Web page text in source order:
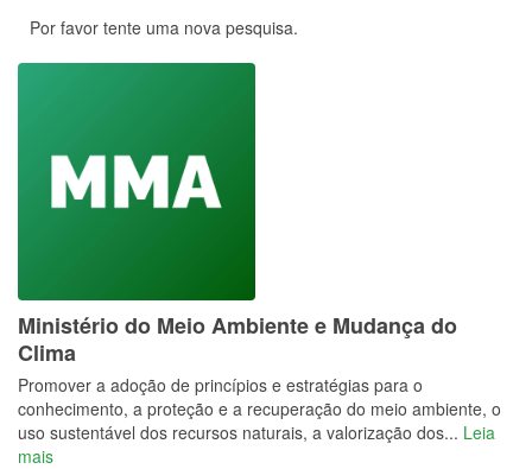
Por favor tente uma nova pesquisa.
Ministério do Meio Ambiente e Mudança do
Clima
Promover a adoção de princípios e estratégias para o
conhecimento, a proteção e a recuperação do meio ambiente, o
uso sustentável dos recursos naturais, a valorização dos... Leia
mais